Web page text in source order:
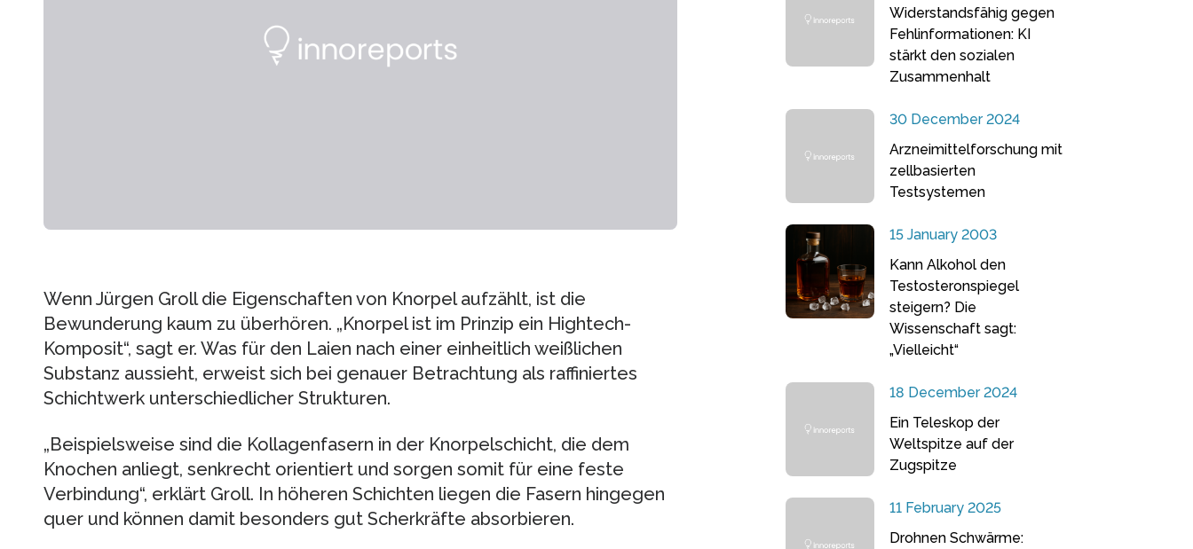
Wenn Jürgen Groll die Eigenschaften von Knorpel aufzählt, ist die
Bewunderung kaum zu überhören. „Knorpel ist im Prinzip ein Hightech-
Komposit“, sagt er. Was für den Laien nach einer einheitlich weißlichen
Substanz aussieht, erweist sich bei genauer Betrachtung als raffiniertes
Schichtwerk unterschiedlicher Strukturen.
„Beispielsweise sind die Kollagenfasern in der Knorpelschicht, die dem
Knochen anliegt, senkrecht orientiert und sorgen somit für eine feste
Verbindung“, erklärt Groll. In höheren Schichten liegen die Fasern hingegen
quer und können damit besonders gut Scherkräfte absorbieren.
Widerstandsfähig gegen
Fehlinformationen: KI
stärkt den sozialen
Zusammenhalt
30 December 2024
Arzneimittelforschung mit
zellbasierten
Testsystemen
15 January 2003
Kann Alkohol den
Testosteronspiegel
steigern? Die
Wissenschaft sagt:
„Vielleicht“
18 December 2024
Ein Teleskop der
Weltspitze auf der
Zugspitze
11 February 2025
Drohnen Schwärme: